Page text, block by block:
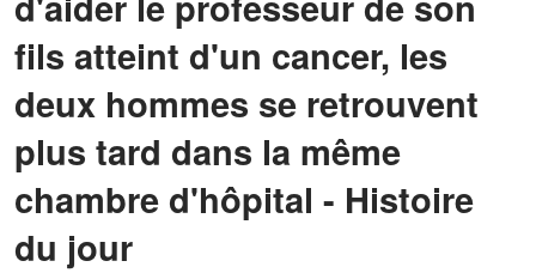
fils atteint d'un cancer, les
deux hommes se retrouvent
plus tard dans la même
chambre d'hôpital - Histoire
du jour